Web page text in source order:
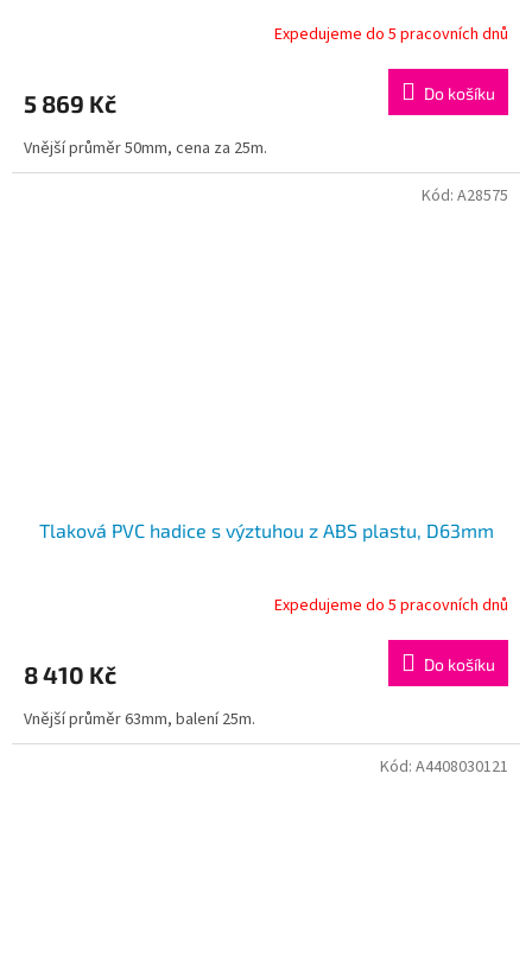
Expedujeme do 5 pracovních dnů
5 869 Kč Do košíku
Vnější průměr 50mm, cena za 25m.
Tlaková PVC hadice s výztuhou z ABS plastu, D63mm
Expedujeme do 5 pracovních dnů
8 410 Kč Do košíku
Vnější průměr 63mm, balení 25m.
Kód: A28575
Kód: A4408030121